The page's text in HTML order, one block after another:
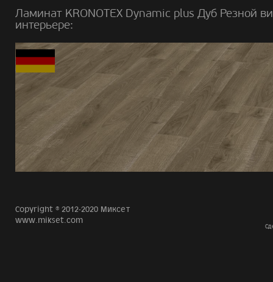
Ламинат KRONOTEX Dynamic plus Дуб Резной
интерьере:
Copyright © 2012-2020 Миксет
www.mikset.com